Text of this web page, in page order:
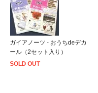
ガイアノーツ - おうちdeデカ
ール（2セット入り）
SOLD OUT